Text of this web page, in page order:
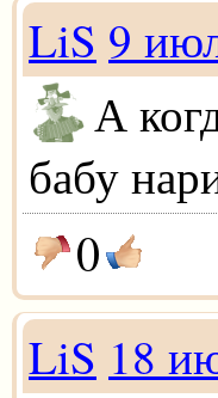
LiS 9
А
бабу
0
LiS 18